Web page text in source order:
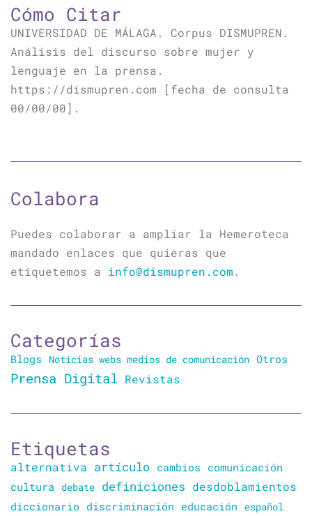
Cómo Citar
UNIVERSIDAD DE MÁLAGA. Corpus DISMUPREN.
Análisis del discurso sobre mujer y
lenguaje en la prensa.
https://dismupren.com [fecha de consulta
00/00/00].
Colabora
Puedes colaborar a ampliar la Hemeroteca
mandado enlaces que quieras que
etiquetemos a info@dismupren.com .
Categorías
Blogs Noticias webs medios de comunicación Otros
Prensa Digital Revistas
Etiquetas
alternativa artículo cambios comunicación
cultura debate definiciones desdoblamientos
diccionario discriminación educación
español